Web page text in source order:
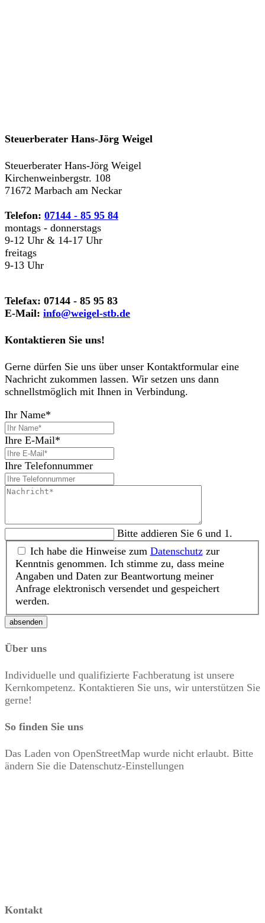
Steuerberater Hans-Jörg Weigel
Steuerberater Hans-Jörg Weigel
Kirchenweinbergstr. 108
71672 Marbach am Neckar
Telefon: 07144 - 85 95 84
montags - donnerstags
9-12 Uhr & 14-17 Uhr
freitags
9-13 Uhr
Telefax: 07144 - 85 95 83
E-Mail: info@weigel-stb.de
Kontaktieren Sie uns!
Gerne dürfen Sie uns über unser Kontaktformular eine
Nachricht zukommen lassen. Wir setzen uns dann
schnellstmöglich mit Ihnen in Verbindung.
Ihr Name*
Ihre E-Mail*
Ihre Telefonnummer
Bitte addieren Sie 6 und 1.
Ich habe die Hinweise zum Datenschutzzur
Kenntnis genommen. Ich stimme zu, dass meine
Angaben und Daten zur Beantwortung meiner
Anfrage elektronisch versendet und gespeichert
werden.
absenden
Über uns
Individuelle und qualifizierte Fachberatung ist unsere
Kernkompetenz. Kontaktieren Sie uns, wir unterstützen Sie
gerne!
So finden Sie uns
Das Laden von OpenStreetMap wurde nicht erlaubt. Bitte
ändern Sie die Datenschutz-Einstellungen
Kontakt